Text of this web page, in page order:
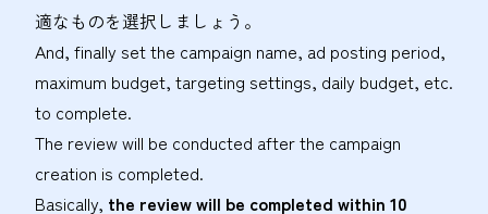
適なものを選択しましょう。
And, finally set the campaign name, ad posting period,
maximum budget, targeting settings, daily budget, etc.
to complete.
The review will be conducted after the campaign
creation is completed.
Basically, the review will be completed within 10